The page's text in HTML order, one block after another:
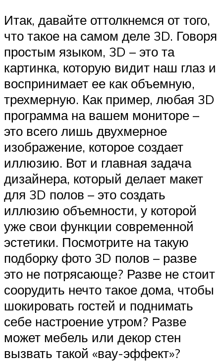
Итак, давайте оттолкнемся от того,
что такое на самом деле 3D. Говоря
простым языком, 3D – это та
картинка, которую видит наш глаз и
воспринимает ее как объемную,
трехмерную. Как пример, любая 3D
программа на вашем мониторе –
это всего лишь двухмерное
изображение, которое создает
иллюзию. Вот и главная задача
дизайнера, который делает макет
для 3D полов – это создать
иллюзию объемности, у которой
уже свои функции современной
эстетики. Посмотрите на такую
подборку фото 3D полов – разве
это не потрясающе? Разве не стоит
соорудить нечто такое дома, чтобы
шокировать гостей и поднимать
себе настроение утром? Разве
может мебель или декор стен
вызвать такой «вау-эффект»?